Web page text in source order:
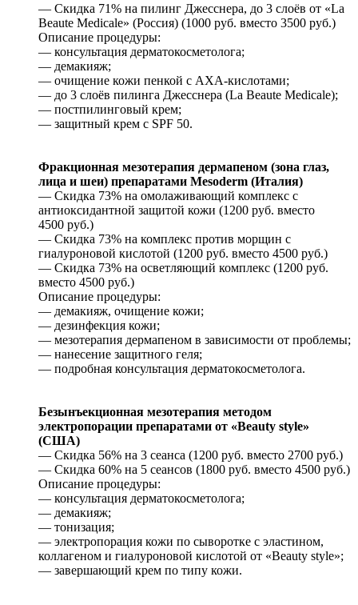
— Скидка 71% на пилинг Джесснера, до 3 слоёв от «La
Beaute Medicale» (Россия) (1000 руб. вместо 3500 руб.)
Описание процедуры:
— консультация дерматокосметолога;
— демакияж;
— очищение кожи пенкой с AXA-кислотами;
— до 3 слоёв пилинга Джесснера (La Beaute Medicale);
— постпилинговый крем;
— защитный крем с SPF 50.
Фракционная мезотерапия дермапеном (зона глаз,
лица и шеи) препаратами Mesoderm (Италия)
— Скидка 73% на омолаживающий комплекс с
антиоксидантной защитой кожи (1200 руб. вместо
4500 руб.)
— Скидка 73% на комплекс против морщин с
гиалуроновой кислотой (1200 руб. вместо 4500 руб.)
— Скидка 73% на осветляющий комплекс (1200 руб.
вместо 4500 руб.)
Описание процедуры:
— демакияж, очищение кожи;
— дезинфекция кожи;
— мезотерапия дермапеном в зависимости от проблемы;
— нанесение защитного геля;
— подробная консультация дерматокосметолога.
Безынъекционная мезотерапия методом
электропорации препаратами от «Beauty style»
(США)
— Скидка 56% на 3 сеанса (1200 руб. вместо 2700 руб.)
— Скидка 60% на 5 сеансов (1800 руб. вместо 4500 руб.)
Описание процедуры:
— консультация дерматокосметолога;
— демакияж;
— тонизация;
— электропорация кожи по сыворотке с эластином,
коллагеном и гиалуроновой кислотой от «Beauty style»;
— завершающий крем по типу кожи.